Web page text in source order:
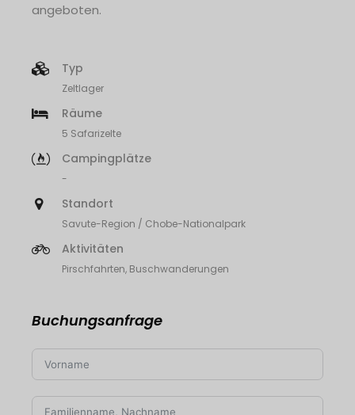
angeboten.
Typ
Zeltlager
Räume
5 Safarizelte
Campingplätze
-
Standort
Savute-Region / Chobe-Nationalpark
Aktivitäten
Pirschfahrten, Buschwanderungen
Buchungsanfrage